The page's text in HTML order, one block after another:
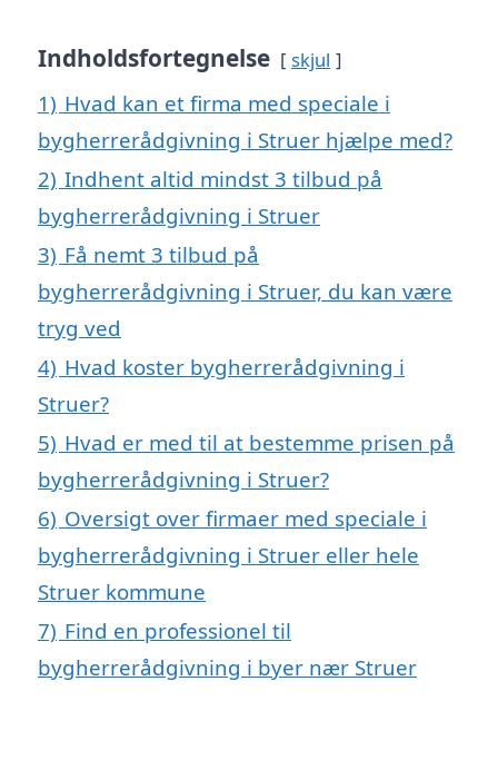
Indholdsfortegnelse skjul
1) Hvad kan et firma med speciale i
bygherrerådgivning i Struer hjælpe med?
2) Indhent altid mindst 3 tilbud på
bygherrerådgivning i Struer
3) Få nemt 3 tilbud på
bygherrerådgivning i Struer, du kan være
tryg ved
4) Hvad koster bygherrerådgivning i
Struer?
5) Hvad er med til at bestemme prisen på
bygherrerådgivning i Struer?
6) Oversigt over firmaer med speciale i
bygherrerådgivning i Struer eller hele
Struer kommune
7) Find en professionel til
bygherrerådgivning i byer nær Struer